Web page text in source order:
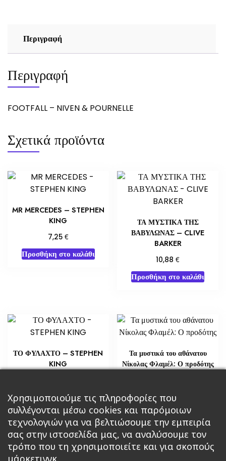
Περιγραφή
Περιγραφή
FOOTFALL – NIVEN & POURNELLE
Σχετικά προϊόντα
MR MERCEDES – STEPHEN
KING
7,25 €
Προσθήκη στο καλάθι
ΤΑ ΜΥΣΤΙΚΑ ΤΗΣ
ΒΑΒΥΛΩΝΑΣ – CLIVE
BARKER
10,88€
Προσθήκη στο καλάθι
ΤΟ ΦΥΛΑΧΤΟ – STEPHEN
KING
Προσθήκη στο καλάθι
Τα μυστικά του αθάνατου
Νίκολας Φλαμέλ: Ο προδότης
Διαβάστε περισσότερα
Χρησιμοποιούμε τις πληροφορίες που
συλλέγονται μέσω cookies και παρόμοιων
τεχνολογιών για να βελτιώσουμε την εμπειρία
σας στην ιστοσελίδα μας, να αναλύσουμε τον
τρόπο που τη χρησιμοποιείτε και για σκοπούς
μάρκετινγκ.